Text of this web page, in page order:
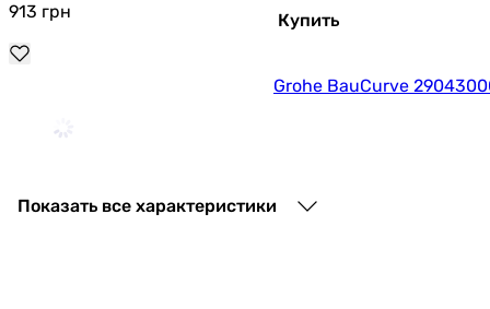
913 грн Купить
Grohe BauCurve
5 079
Показать все характеристики